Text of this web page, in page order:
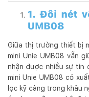
1. Đôi nét
UMB08
Giữa thị trường thiết bị
mini Unie UMB08 vẫn
nhận được nhiều sự tin
mini Unie UMB08 có
lọc kỹ càng trong khâu